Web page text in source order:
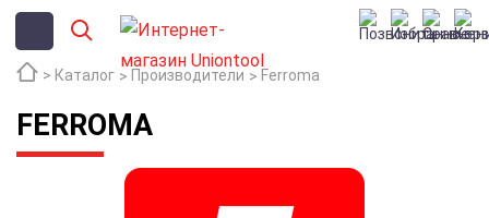
Каталог Производители Ferroma
FERROMA